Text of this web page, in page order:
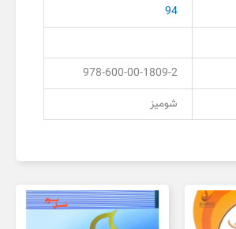
94
978-600-00-1809-2
شومیز